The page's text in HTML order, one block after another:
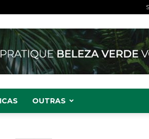
OUTRAS